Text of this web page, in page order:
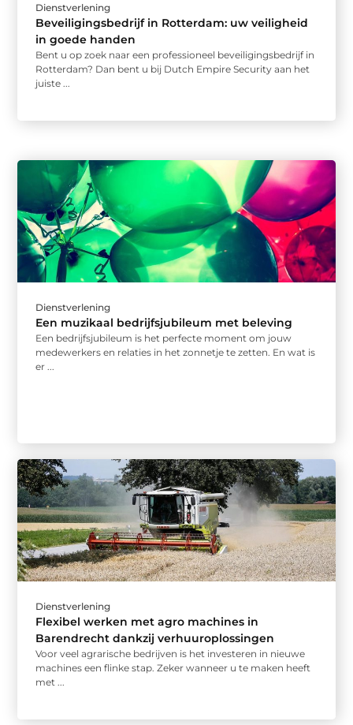
Dienstverlening
Beveiligingsbedrijf in Rotterdam: uw veiligheid
in goede handen
Bent u op zoek naar een professioneel beveiligingsbedrijf in
Rotterdam? Dan bent u bij Dutch Empire Security aan het
juiste ...
Dienstverlening
Een muzikaal bedrijfsjubileum met beleving
Een bedrijfsjubileum is het perfecte moment om jouw
medewerkers en relaties in het zonnetje te zetten. En wat is
er ...
Dienstverlening
Flexibel werken met agro machines in
Barendrecht dankzij verhuuroplossingen
Voor veel agrarische bedrijven is het investeren in nieuwe
machines een flinke stap. Zeker wanneer u te maken heeft
met ...